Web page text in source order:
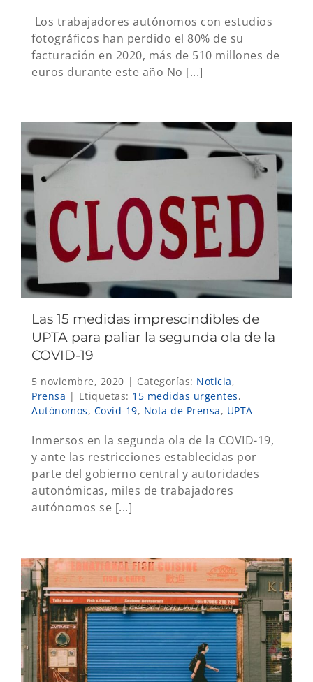
Los trabajadores autónomos con estudios
fotográficos han perdido el 80% de su
facturación en 2020, más de 510 millones de
euros durante este año No [...]
Las 15 medidas imprescindibles de
UPTA para paliar la segunda ola de la
COVID-19
5 noviembre, 2020 | Categorías: Noticia,
Prensa | Etiquetas: 15 medidas urgentes,
Autónomos, Covid-19, Nota de Prensa, UPTA
Inmersos en la segunda ola de la COVID-19,
y ante las restricciones establecidas por
parte del gobierno central y autoridades
autonómicas, miles de trabajadores
autónomos se [...]